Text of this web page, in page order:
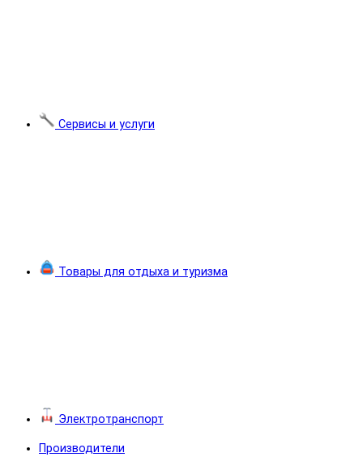
Сервисы и услуги
Товары для отдыха и туризма
Электротранспорт
Производители